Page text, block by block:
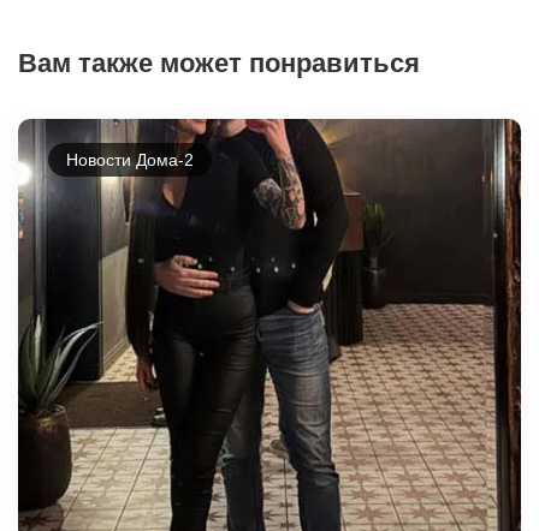
Вам также может понравиться
Новости Дома-2